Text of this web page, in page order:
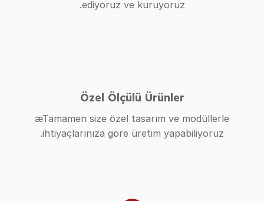
ediyoruz ve kuruyoruz.
Özel Ölçülü Ürünler
æTamamen size özel tasarım ve modüllerle
ihtiyaçlarınıza göre üretim yapabiliyoruz.